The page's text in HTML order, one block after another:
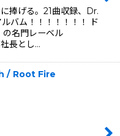
捧げる。21曲収録、Dr.
バム！！！！！！！ ド
名門レーベル
長とし…
/ Root Fire